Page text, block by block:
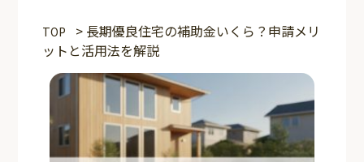
TOP > 長期優良住宅の補助金いくら？申請メリ
ットと活用法を解説